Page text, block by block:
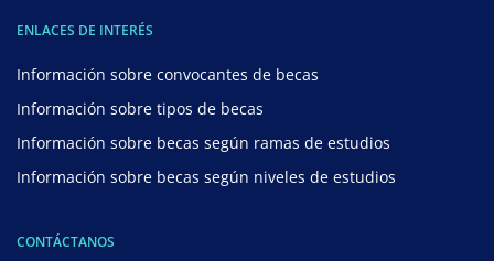
ENLACES DE INTERÉS
Información sobre convocantes de becas
Información sobre tipos de becas
Información sobre becas según ramas de estudios
Información sobre becas según niveles de estudios
CONTÁCTANOS